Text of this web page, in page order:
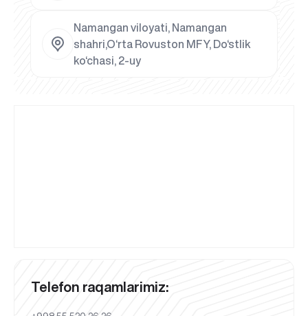
Namangan viloyati, Namangan
shahri,O‘rta Rovuston MFY, Do‘stlik
ko‘chasi, 2-uy
Telefon raqamlarimiz: